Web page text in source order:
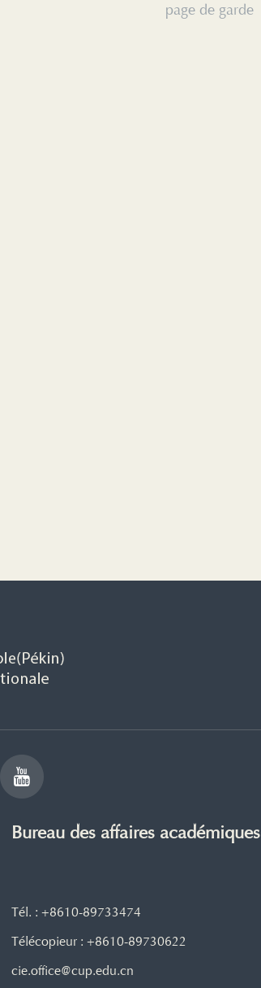
page de garde
Bureau des affaires académiques
Tél. : +8610-89733474
Télécopieur : +8610-89730622
cie.office@cup.edu.cn